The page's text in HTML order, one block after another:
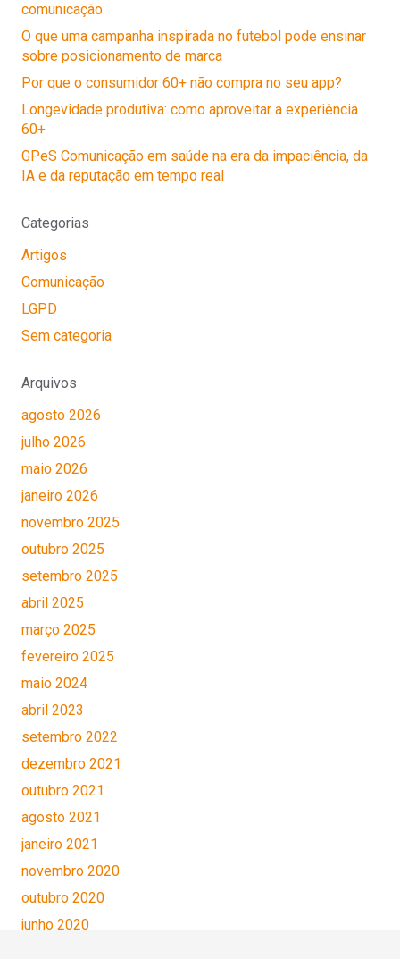
comunicação
O que uma campanha inspirada no futebol pode ensinar
sobre posicionamento de marca
Por que o consumidor 60+ não compra no seu app?
Longevidade produtiva: como aproveitar a experiência
60+
GPeS Comunicação em saúde na era da impaciência, da
IA e da reputação em tempo real
Categorias
Artigos
Comunicação
LGPD
Sem categoria
Arquivos
agosto 2026
julho 2026
maio 2026
janeiro 2026
novembro 2025
outubro 2025
setembro 2025
abril 2025
março 2025
fevereiro 2025
maio 2024
abril 2023
setembro 2022
dezembro 2021
outubro 2021
agosto 2021
janeiro 2021
novembro 2020
outubro 2020
junho 2020